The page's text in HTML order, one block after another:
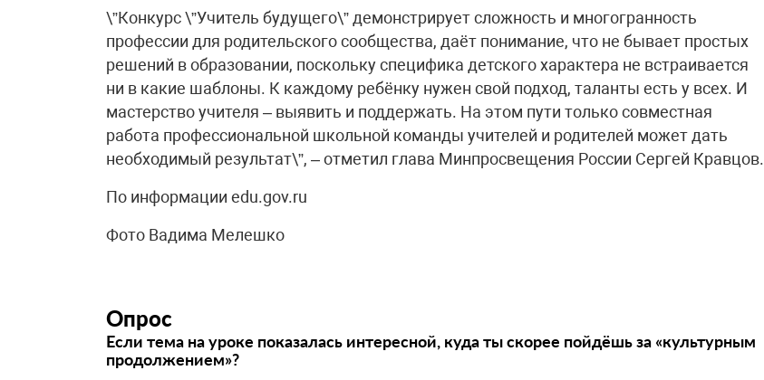
\”Конкурс \”Учитель будущего\” демонстрирует сложность и многогранность
профессии для родительского сообщества, даёт понимание, что не бывает простых
решений в образовании, поскольку специфика детского характера не встраивается
ни в какие шаблоны. К каждому ребёнку нужен свой подход, таланты есть у всех. И
мастерство учителя – выявить и поддержать. На этом пути только совместная
работа профессиональной школьной команды учителей и родителей может дать
необходимый результат\”, – отметил глава Минпросвещения России Сергей Кравцов.
По информации edu.gov.ru
Фото Вадима Мелешко
Опрос
Если тема на уроке показалась интересной, куда ты скорее пойдёшь за «культурным
продолжением»?